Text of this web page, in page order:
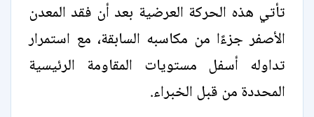
تأتي هذه الحركة العرضية بعد أن فقد المعدن
الأصفر جزءًا من مكاسبه السابقة، مع استمرار
تداوله أسفل مستويات المقاومة الرئيسية
المحددة من قبل الخبراء.